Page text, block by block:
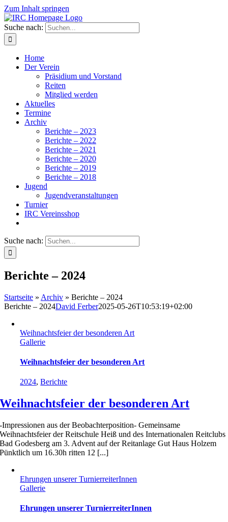
Zum Inhalt springen
Suche nach:
Home
Der Verein
Präsidium und Vorstand
Reiten
Mitglied werden
Aktuelles
Termine
Archiv
Berichte – 2023
Berichte – 2022
Berichte – 2021
Berichte – 2020
Berichte – 2019
Berichte – 2018
Jugend
Jugendveranstaltungen
Turnier
IRC Vereinsshop
Suche nach:
Berichte – 2024
Startseite » Archiv » Berichte – 2024
Berichte – 2024David Ferber2025-05-26T10:53:19+02:00
Weihnachtsfeier der besonderen Art
Gallerie
Weihnachtsfeier der besonderen Art
2024,Berichte
Weihnachtsfeier der besonderen Art
-Impressionen aus der Beobachterposition- Gemeinsame
Weihnachtsfeier der Reitschule Heiß und des Internationalen Reitclubs
Bad Godesberg am 3. Advent auf der Reitanlage Gut Haus Holzem
Pünktlich um 16.30h ritten 12 [...]
Ehrungen unserer TurnierreiterInnen
Gallerie
Ehrungen unserer TurnierreiterInnen